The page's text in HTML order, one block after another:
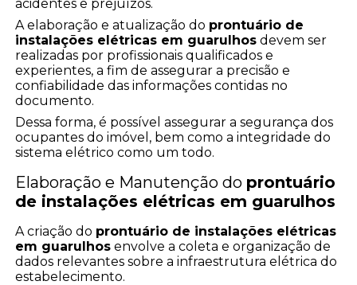
acidentes e prejuízos.
A elaboração e atualização do prontuário de
instalações elétricas em guarulhos devem ser
realizadas por profissionais qualificados e
experientes, a fim de assegurar a precisão e
confiabilidade das informações contidas no
documento.
Dessa forma, é possível assegurar a segurança dos
ocupantes do imóvel, bem como a integridade do
sistema elétrico como um todo.
Elaboração e Manutenção do prontuário
de instalações elétricas em guarulhos
A criação do prontuário de instalações elétricas
em guarulhos envolve a coleta e organização de
dados relevantes sobre a infraestrutura elétrica do
estabelecimento.